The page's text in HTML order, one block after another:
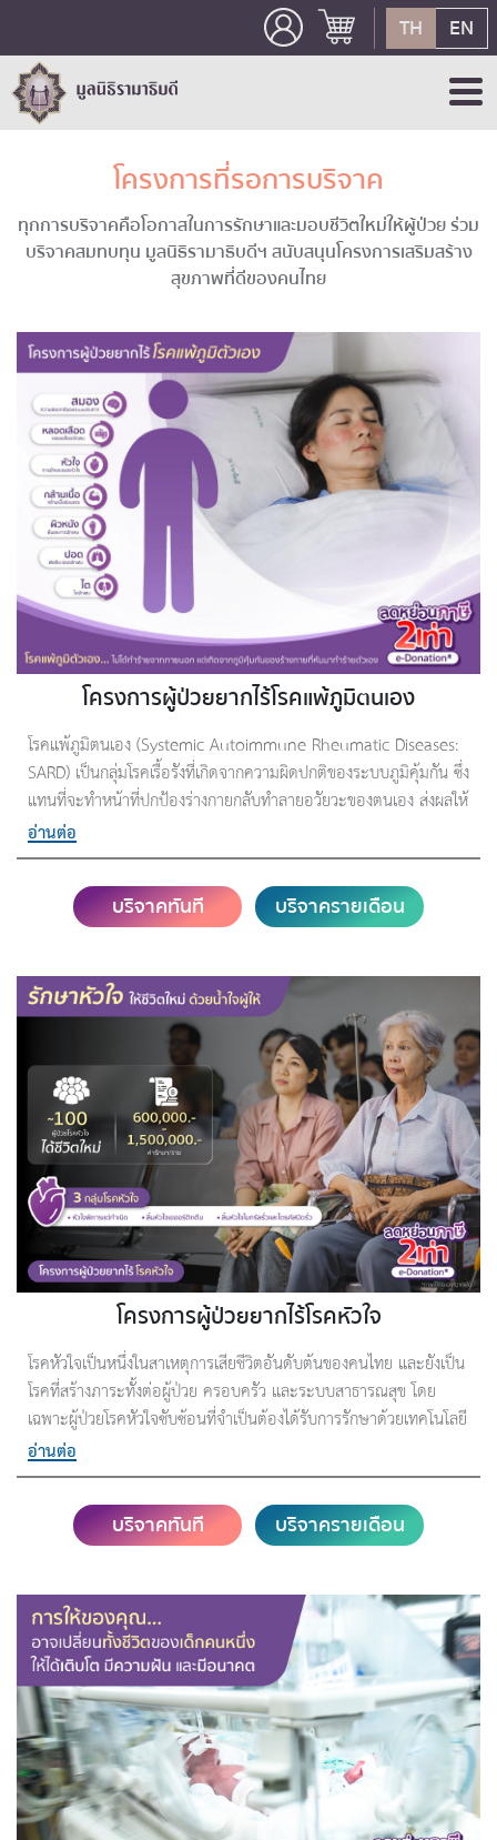
TH EN
โครงการที่รอการบริจาค
ทุกการบริจาคคือโอกาสในการรักษาและมอบชีวิตใหม่ให้ผู้ป่วย ร่วม
บริจาคสมทบทุน มูลนิธิรามาธิบดีฯ สนับสนุนโครงการเสริมสร้าง
สุขภาพที่ดีของคนไทย
โครงการผู้ป่วยยากไร้โรคแพ้ภูมิตนเอง
โรคแพ้ภูมิตนเอง (Systemic Autoimmune Rheumatic Diseases:
SARD) เป็นกลุ่มโรคเรื้อรังที่เกิดจากความผิดปกติของระบบภูมิคุ้มกัน ซึ่ง
แทนที่จะทำหน้าที่ปกป้องร่างกายกลับทำลายอวัยวะของตนเอง ส่งผลให้
เกิดการอักเสบและความเสียหายต่ออวัยวะสำคัญ เช่น ไต ปอด หัวใจ
สมอง หลอดเลือด กล้ามเนื้อ และผิวหนัง โรคในกลุ่มนี้ ได้แก่ โรคเอส
แอลอี (SLE) โรคหนังแข็ง (Scleroderma) โรคกล้ามเนื้ออักเสบ และ
โรคหลอดเลือดอักเสบ (ANCA-associated vasculitis)
อ่านต่อ
บริจาคทันที บริจาครายเดือน
โครงการผู้ป่วยยากไร้โรคหัวใจ
โรคหัวใจเป็นหนึ่งในสาเหตุการเสียชีวิตอันดับต้นของคนไทย และยังเป็น
โรคที่สร้างภาระทั้งต่อผู้ป่วย ครอบครัว และระบบสาธารณสุข โดย
เฉพาะผู้ป่วยโรคหัวใจซับซ้อนที่จำเป็นต้องได้รับการรักษาด้วยเทคโนโลยี
ทางการแพทย์ขั้นสูง เพื่อยื้อชีวิตและลดความเสี่ยงจากภาวะแทรกซ้อน
รุนแรง
อ่านต่อ
บริจาคทันที บริจาครายเดือน